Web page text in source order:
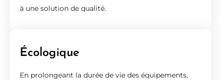
à une solution de qualité.
Écologique
En prolongeant la durée de vie des équipements,